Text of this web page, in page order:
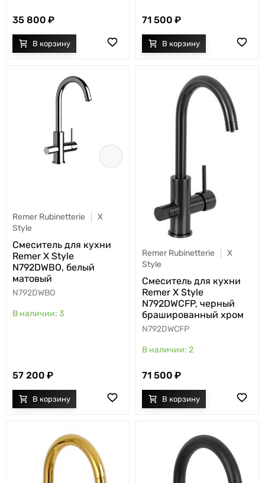
35 800 71 500
Remer Rubinetterie
X
Style
Cмеситель для кухни
Remer X Style
N792DWBO, белый
матовый
N792DWBO
3
57 200
Remer Rubinetterie
X
Style
Cмеситель для кухни
Remer X Style
N792DWCFP, черный
брашированный хром
N792DWCFP
2
71 500